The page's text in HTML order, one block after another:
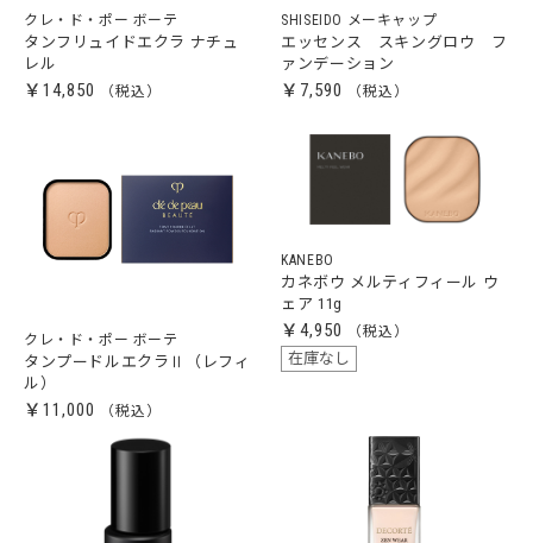
クレ・ド・ポー ボーテ
タンフリュイドエクラ ナチュ
レル
￥14,850
SHISEIDO メーキャップ
エッセンス スキングロウ フ
ァンデーション
￥7,590
クレ・ド・ポー ボーテ
タンプードルエクラⅡ（レフィ
ル）
￥11,000
KANEBO
カネボウ メルティフィール ウ
ェア 11g
￥4,950
在庫なし